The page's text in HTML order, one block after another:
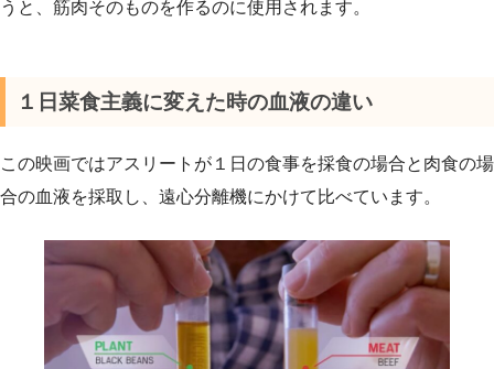
うと、筋肉そのものを作るのに使用されます。
１日菜食主義に変えた時の血液の違い
この映画ではアスリートが１日の食事を採食の場合と肉食の場
合の血液を採取し、遠心分離機にかけて比べています。